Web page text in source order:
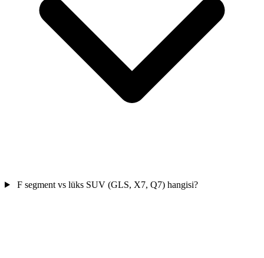
F segment vs lüks SUV (GLS, X7, Q7) hangisi?